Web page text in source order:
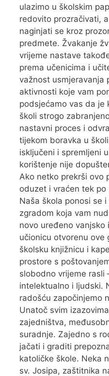
ulazimo u školskim
redovito prozračivati,
naginjati se kroz
predmete. Žvakanje
vrijeme nastave
prema učenicima i
važnost usmjeravanja
aktivnosti koje vam
podsjećamo vas da je
školi strogo
nastavni proces i
tijekom boravka u
isključeni i spremljeni
korištenje nije
Ako netko prekrši ovo
oduzet i vraćen tek
Naša škola ponosi se
zgradom koja vam
novo uređeno
učionicu otvorenu ove
školsku knjižnicu i
prostore s
slobodno vrijeme rasli
intelektualno i ljudski.
radošću započinjemo
Unatoč svim
zajedništva,
suradnje. Zajedno s
jačati i graditi
katoličke škole. Neka
sv. Josipa, zaštitnika